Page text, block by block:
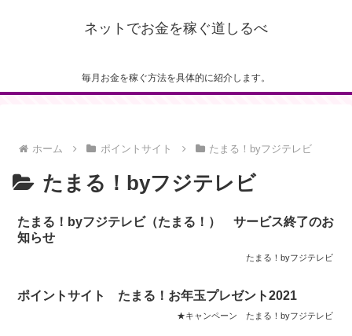
ネットでお金を稼ぐ道しるべ
毎月お金を稼ぐ方法を具体的に紹介します。
ホーム ポイントサイト たまる！byフジテレビ
たまる！byフジテレビ
たまる！byフジテレビ（たまる！） サービス終了のお
知らせ
たまる！byフジテレビ
ポイントサイト たまる！お年玉プレゼント2021
★キャンペーン たまる！byフジテレビ